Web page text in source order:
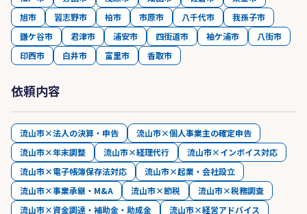
旭市
習志野市 柏市 市原市 八千代市
我孫子市
鎌ケ谷市
君津市 浦安市 四街道市 袖ケ浦市
八街市
印西市
白井市 富里市 香取市
依頼内容
流山市×法人の決算・申告
流山市×個人事業主の確定申告
流山市×年末調整
流山市×経理代行
流山市×インボイス対応
流山市×電子帳簿保存法対応
流山市×起業・会社設立
流山市×事業承継・M&A
流山市×節税
流山市×税務調査
流山市×資金調達・補助金・助成金
流山市×経営アドバイス